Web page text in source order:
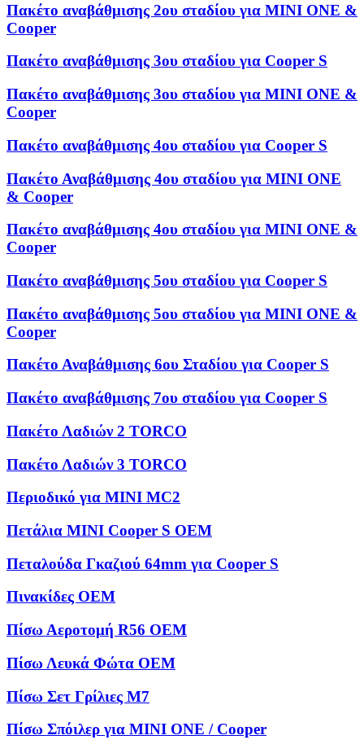
Πακέτο αναβάθμισης 2ου σταδίου για MINI ONE &
Cooper
Πακέτο αναβάθμισης 3ου σταδίου για Cooper S
Πακέτο αναβάθμισης 3ου σταδίου για MINI ONE &
Cooper
Πακέτο αναβάθμισης 4ου σταδίου για Cooper S
Πακέτο Αναβάθμισης 4ου σταδίου για MINI ONE
& Cooper
Πακέτο αναβάθμισης 4ου σταδίου για MINI ONE &
Cooper
Πακέτο αναβάθμισης 5ου σταδίου για Cooper S
Πακέτο αναβάθμισης 5ου σταδίου για MINI ONE &
Cooper
Πακέτο Αναβάθμισης 6ου Σταδίου για Cooper S
Πακέτο αναβάθμισης 7ου σταδίου για Cooper S
Πακέτο Λαδιών 2 TORCO
Πακέτο Λαδιών 3 TORCO
Περιοδικό για MINI MC2
Πετάλια MINI Cooper S OEM
Πεταλούδα Γκαζιού 64mm για Cooper S
Πινακίδες OEM
Πίσω Αεροτομή R56 OEM
Πίσω Λευκά Φώτα OEM
Πίσω Σετ Γρίλιες M7
Πίσω Σπόιλερ για MINI ONE / Cooper